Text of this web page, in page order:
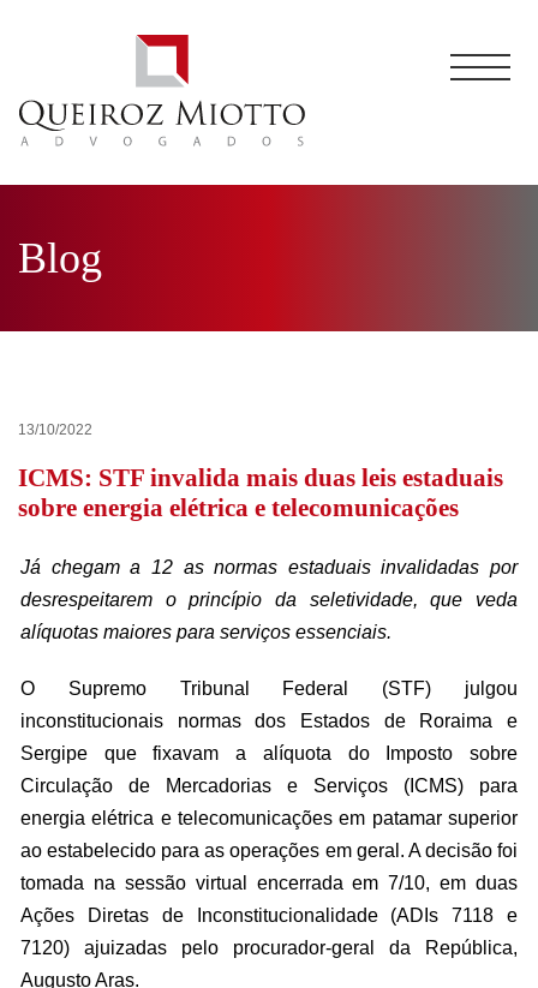
Blog
13/10/2022
ICMS: STF invalida mais duas leis estaduais
sobre energia elétrica e telecomunicações
Já chegam a 12 as normas estaduais invalidadas por
desrespeitarem o princípio da seletividade, que veda
alíquotas maiores para serviços essenciais.
O Supremo Tribunal Federal (STF) julgou
inconstitucionais normas dos Estados de Roraima e
Sergipe que fixavam a alíquota do Imposto sobre
Circulação de Mercadorias e Serviços (ICMS) para
energia elétrica e telecomunicações em patamar superior
ao estabelecido para as operações em geral. A decisão foi
tomada na sessão virtual encerrada em 7/10, em duas
Ações Diretas de Inconstitucionalidade (ADIs 7118 e
7120) ajuizadas pelo procurador-geral da República,
Augusto Aras.